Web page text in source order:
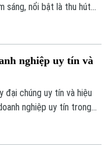
nguồn lực bên ngoài
sáng, nổi bật là thu hút
đổi mới sáng tạo,
và lao động.
nghiệp uy tín và
đại chúng uy tín và hiệu
nghiệp uy tín trong